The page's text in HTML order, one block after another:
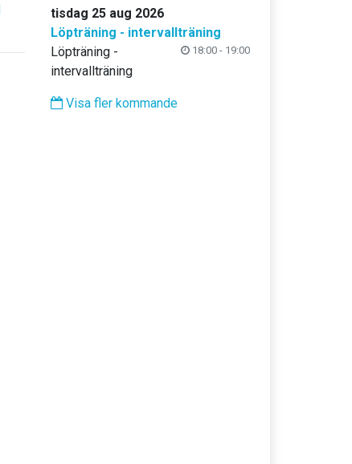
tisdag 25 aug 2026
Löpträning - intervallträning
18:00 - 19:00
Löpträning -
intervallträning
Visa fler kommande